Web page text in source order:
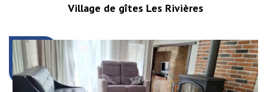
Village de gîtes Les Rivières